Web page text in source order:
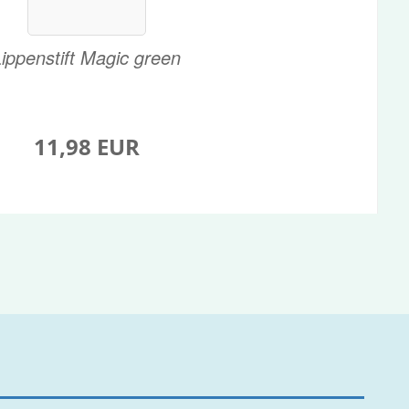
Magic green
11,98 EUR